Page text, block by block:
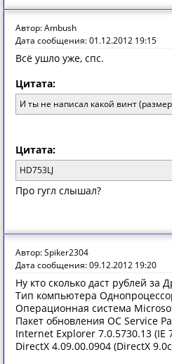
Автор: Ambush
Дата сообщения: 01.12.2012 19:15
Всё ушло уже, спс.
Цитата:
И ты не написал какой винт
Цитата:
HD753LJ
Про гугл слышал?
Автор: Spiker2304
Дата сообщения: 09.12.2012 19:20
Ну кто сколько даст рублей за
Тип компьютера
Операционная система
Пакет обновления ОС Service
Internet Explorer 7.0.5730.13 (IE
DirectX 4.09.00.0904 (DirectX